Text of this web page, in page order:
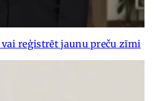
reģistrēt jaunu preču zīmi